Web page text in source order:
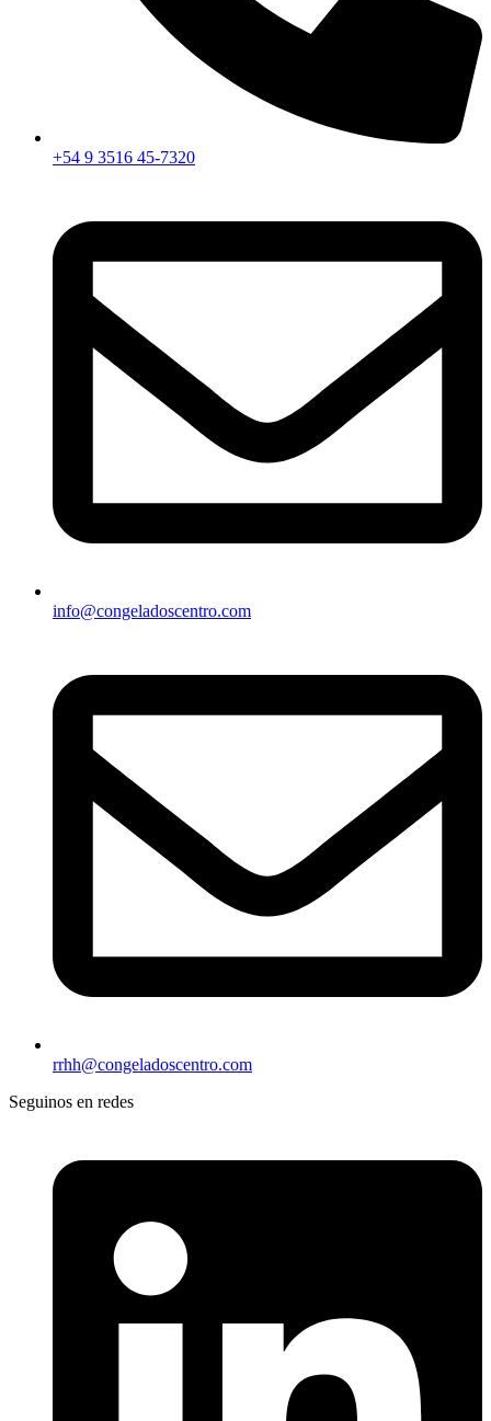
+54 9 3516 45-7320
info@congeladoscentro.com
rrhh@congeladoscentro.com
Seguinos en redes